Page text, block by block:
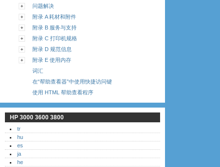
问题解决
附录 A 耗材和附件
附录 B 服务与支持
附录 C 打印机规格
附录 D 规范信息
附录 E 使用内存
词汇
在“帮助查看器”中使用快捷访问键
使用 HTML 帮助查看程序
HP 3000 3600 3800
tr
hu
es
ja
he